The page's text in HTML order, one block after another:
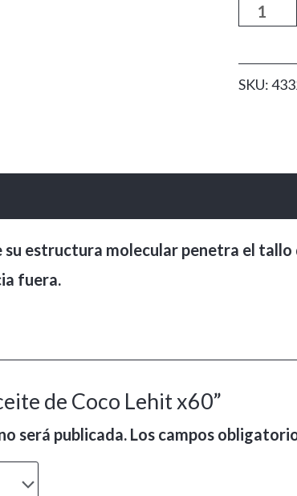
Aceite
Coco
SKU:
estructura molecular penetra el
fuera.
de Coco Lehit x60”
será publicada. Los campos